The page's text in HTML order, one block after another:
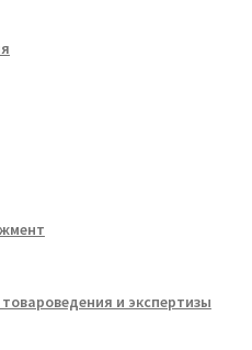
и экспертизы